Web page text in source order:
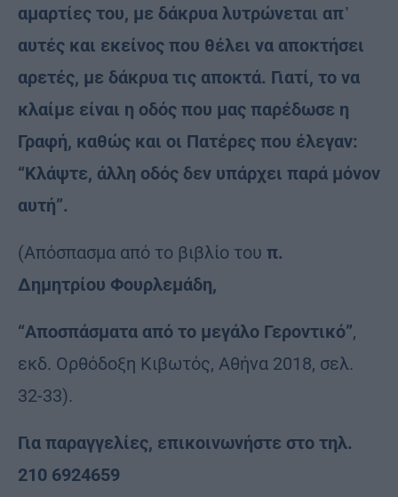
αμαρτίες του, με δάκρυα λυτρώνεται απ᾿
αυτές και εκείνος που θέλει να αποκτήσει
αρετές, με δάκρυα τις αποκτά. Γιατί, το να
κλαίμε είναι η οδός που μας παρέδωσε η
Γραφή, καθώς και οι Πατέρες που έλεγαν:
“Κλάψτε, άλλη οδός δεν υπάρχει παρά μόνον
αυτή”.
(Απόσπασμα από το βιβλίο του π.
Δημητρίου Φουρλεμάδη,
“Αποσπάσματα από το μεγάλο Γεροντικό”,
εκδ. Ορθόδοξη Κιβωτός, Αθήνα 2018, σελ.
32-33).
Για παραγγελίες, επικοινωνήστε στο τηλ.
210 6924659